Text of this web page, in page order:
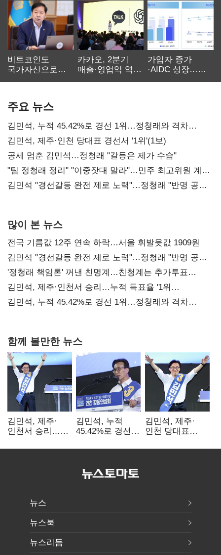
비트코인도
국가자산으로…'
카카오, 2분기
매출·영업익 역대
가입자 증가
·AIDC 성장…
주요 뉴스
김민석, 누적 45.42%로 경선 1위…정청래와 격차
0.86%p(2보)
김민석, 제주·인천 당대표 경선서 '1위'(1보)
공세 멈춘 김민석…정청래 "갈등은 제가 수습"
"팀 정청래 정리" "이중잣대 말라"…민주 최고위원 계파
다툼 격화
김민석 "경선갈등 완전 제로 노력"…정청래 "반명 공세
많이 본 뉴스
전국 기름값 12주 연속 하락…서울 휘발윳값 1909원
김민석 "경선갈등 완전 제로 노력"…정청래 "반명 공세
사과부터"
'정청래 책임론' 꺼낸 친명계…친청계는 추가투표
때리기
김민석, 제주·인천서 승리…누적 득표율 '1위
탈환'(종합)
김민석, 누적 45.42%로 경선 1위…정청래와 격차
함께 볼만한 뉴스
김민석, 제주·
인천서 승리…
탈환'(종합)
김민석, 누적
45.42%로 경선
격차
김민석, 제주·
인천 당대표
뉴스
뉴스북
뉴스리듬